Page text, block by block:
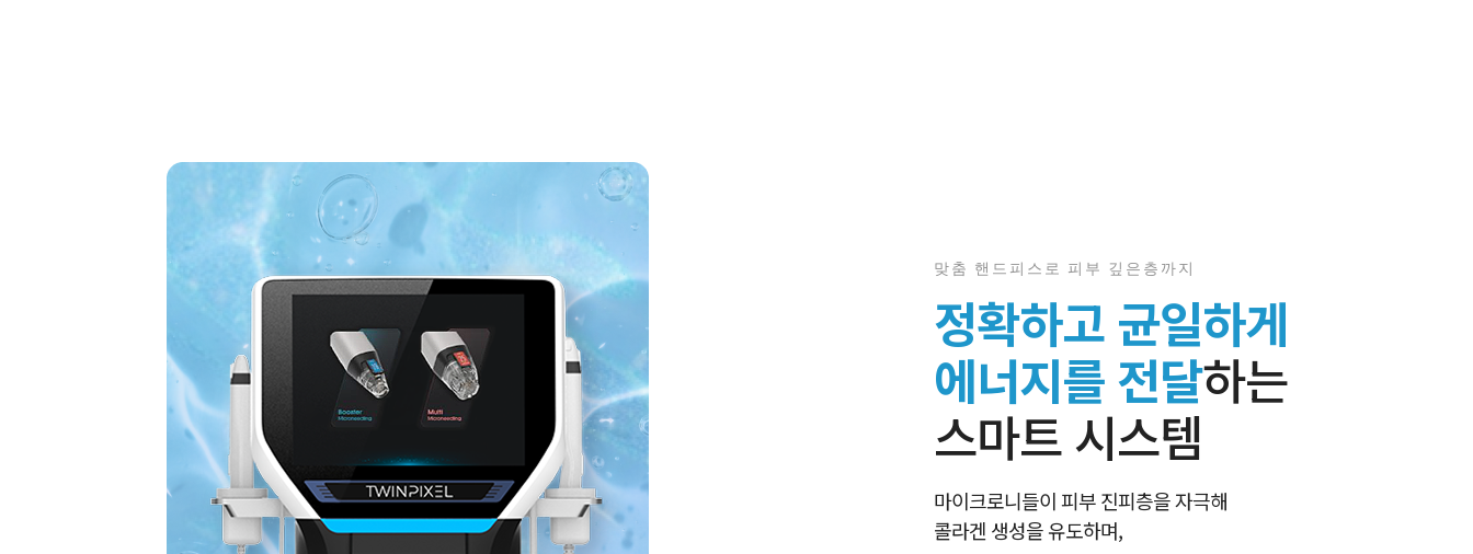
맞춤 핸드피스로 피부 깊은층까지
정확하고 균일하게
에너지를 전달하는
스마트 시스템
마이크로니들이 피부 진피층을 자극해
콜라겐 생성을 유도하며,